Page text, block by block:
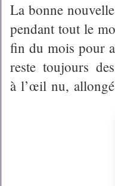
La bonne
pendant tout le
fin du mois pour
reste toujours
à l’œil nu,